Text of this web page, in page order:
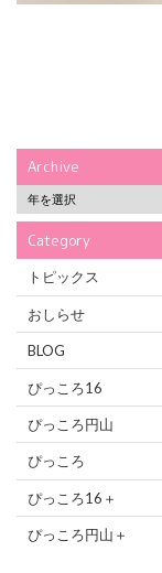
Archive
Category
トピックス
おしらせ
BLOG
ぴっころ16
ぴっころ円山
ぴっころ
ぴっころ16＋
ぴっころ円山＋